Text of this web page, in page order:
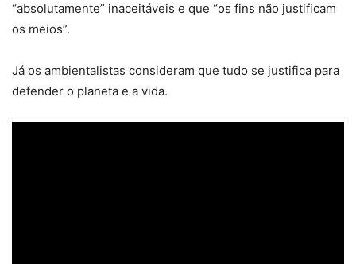
“absolutamente” inaceitáveis e que “os fins não justificam
os meios”.
Já os ambientalistas consideram que tudo se justifica para
defender o planeta e a vida.